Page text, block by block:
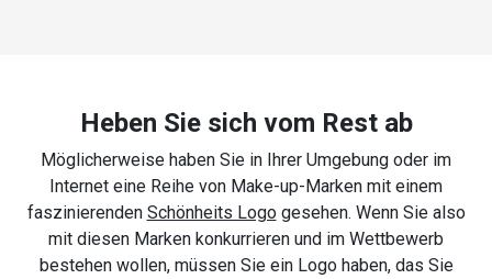
Heben Sie sich vom Rest ab
Möglicherweise haben Sie in Ihrer Umgebung oder im
Internet eine Reihe von Make-up-Marken mit einem
faszinierenden Schönheits Logogesehen. Wenn Sie also
mit diesen Marken konkurrieren und im Wettbewerb
bestehen wollen, müssen Sie ein Logo haben, das Sie